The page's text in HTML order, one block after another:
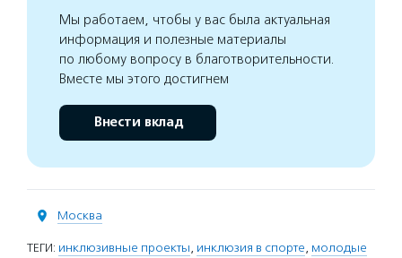
Мы работаем, чтобы у вас была актуальная
информация и полезные материалы
по любому вопросу в благотворительности.
Вместе мы этого достигнем
Внести вклад
Москва
ТЕГИ: инклюзивные проекты, инклюзия в спорте, молодые